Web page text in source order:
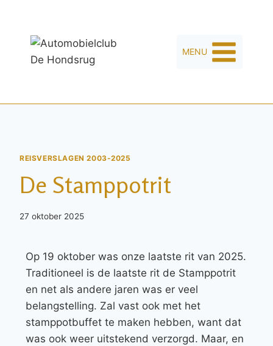
MENU
REISVERSLAGEN 2003-2025
De Stamppotrit
27 oktober 2025
Op 19 oktober was onze laatste rit van 2025.
Traditioneel is de laatste rit de Stamppotrit
en net als andere jaren was er veel
belangstelling. Zal vast ook met het
stamppotbuffet te maken hebben, want dat
was ook weer uitstekend verzorgd. Maar, en